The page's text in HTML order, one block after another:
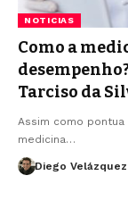
NOTICIAS
Como a
Tarciso da
Assim como pontua
medicina…
Diego Velázquez